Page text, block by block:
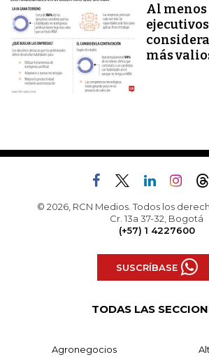
Al menos
más
© 2026, RCN Medios. Todos los
Cr. 13a 37-32, Bogotá
(+57) 1 4227600
SUSCRÍBASE
TODAS LAS
Agronegocios